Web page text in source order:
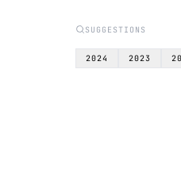
SUGGESTIONS
2024 2023